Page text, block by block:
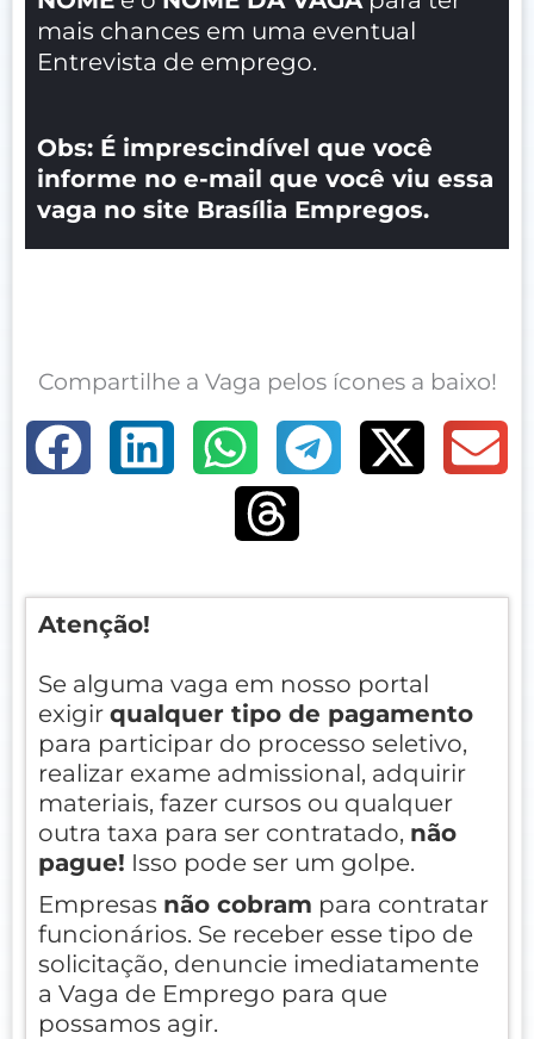
mais chances em uma eventual
Entrevista de emprego.
Obs: É imprescindível que você
informe no e-mail que você viu essa
vaga no site Brasília Empregos.
Compartilhe a Vaga pelos ícones a baixo!
Atenção!
Se alguma vaga em nosso portal
exigir qualquer tipo de pagamento
para participar do processo seletivo,
realizar exame admissional, adquirir
materiais, fazer cursos ou qualquer
outra taxa para ser contratado, não
pague! Isso pode ser um golpe.
Empresas não cobram para contratar
funcionários. Se receber esse tipo de
solicitação, denuncie imediatamente
a Vaga de Emprego para que
possamos agir.